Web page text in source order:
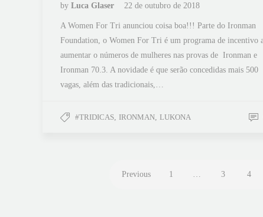
by Luca Glaser 22 de outubro de 2018
A Women For Tri anunciou coisa boa!!! Parte do Ironman
Foundation, o Women For Tri é um programa de incentivo
aumentar o números de mulheres nas provas de Ironman e
Ironman 70.3. A novidade é que serão concedidas mais 500
vagas, além das tradicionais,…
#TRIDICAS, IRONMAN, LUKONA
Previous 1 3 4